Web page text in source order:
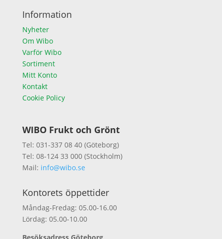
Information
Nyheter
Om Wibo
Varför Wibo
Sortiment
Mitt Konto
Kontakt
Cookie Policy
WIBO Frukt och Grönt
Tel: 031-337 08 40 (Göteborg)
Tel: 08-124 33 000 (Stockholm)
Mail: info@wibo.se
Kontorets öppettider
Måndag-Fredag: 05.00-16.00
Lördag: 05.00-10.00